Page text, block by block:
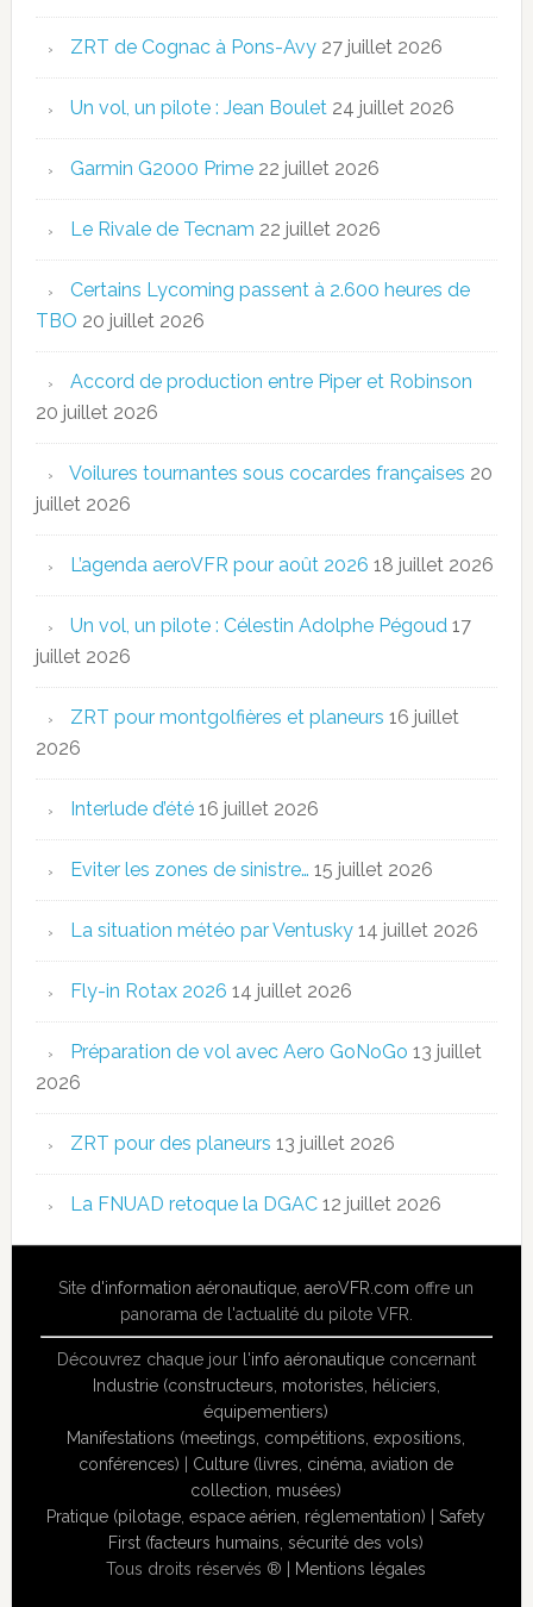
ZRT de Cognac à Pons-Avy 27 juillet 2026
Un vol, un pilote : Jean Boulet 24 juillet 2026
Garmin G2000 Prime 22 juillet 2026
Le Rivale de Tecnam 22 juillet 2026
Certains Lycoming passent à 2.600 heures de
TBO 20 juillet 2026
Accord de production entre Piper et Robinson
20 juillet 2026
Voilures tournantes sous cocardes françaises 20
juillet 2026
L’agenda aeroVFR pour août 2026 18 juillet 2026
Un vol, un pilote : Célestin Adolphe Pégoud 17
juillet 2026
ZRT pour montgolfières et planeurs 16 juillet
2026
Interlude d’été 16 juillet 2026
Eviter les zones de sinistre… 15 juillet 2026
La situation météo par Ventusky 14 juillet 2026
Fly-in Rotax 2026 14 juillet 2026
Préparation de vol avec Aero GoNoGo 13 juillet
2026
ZRT pour des planeurs 13 juillet 2026
La FNUAD retoque la DGAC 12 juillet 2026
Site d'information aéronautique,aeroVFR.com offre un
panorama de l'actualité du pilote VFR.
Découvrez chaque jour l'info aéronautiqueconcernant
Industrie (constructeurs, motoristes, héliciers,
équipementiers)
Manifestations (meetings, compétitions, expositions,
conférences)
Culture (livres, cinéma, aviation de
collection, musées)
Pratique (pilotage, espace aérien, réglementation) |Safety
First (facteurs humains, sécurité des vols)
Tous droits réservés ® | Mentions légales